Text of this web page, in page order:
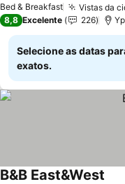
Bed & Breakfast Vistas da
8,8 Excelente 226
Selecione as datas
exatos.
B&B East&West